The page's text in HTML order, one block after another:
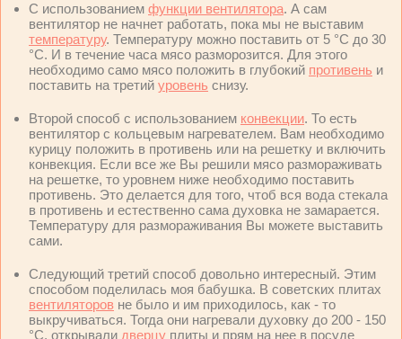
С использованием функции вентилятора. А сам
вентилятор не начнет работать, пока мы не выставим
температуру. Температуру можно поставить от 5 °C до 30
°C. И в течение часа мясо разморозится. Для этого
необходимо само мясо положить в глубокий противень и
поставить на третий уровень снизу.
Второй способ с использованием конвекции. То есть
вентилятор с кольцевым нагревателем. Вам необходимо
курицу положить в противень или на решетку и включить
конвекция. Если все же Вы решили мясо размораживать
на решетке, то уровнем ниже необходимо поставить
противень. Это делается для того, чтоб вся вода стекала
в противень и естественно сама духовка не замарается.
Температуру для размораживания Вы можете выставить
сами.
Следующий третий способ довольно интересный. Этим
способом поделилась моя бабушка. В советских плитах
вентиляторов не было и им приходилось, как - то
выкручиваться. Тогда они нагревали духовку до 200 - 150
°C, открывали дверцу плиты и прям на нее в посуде